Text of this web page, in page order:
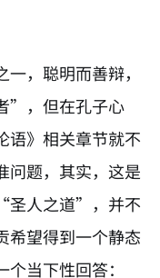
，聪明而善辩，
”，但在孔子心
语》相关章节就不
问题，其实，这是
人之道”，并不
希望得到一个静态
当下性回答：